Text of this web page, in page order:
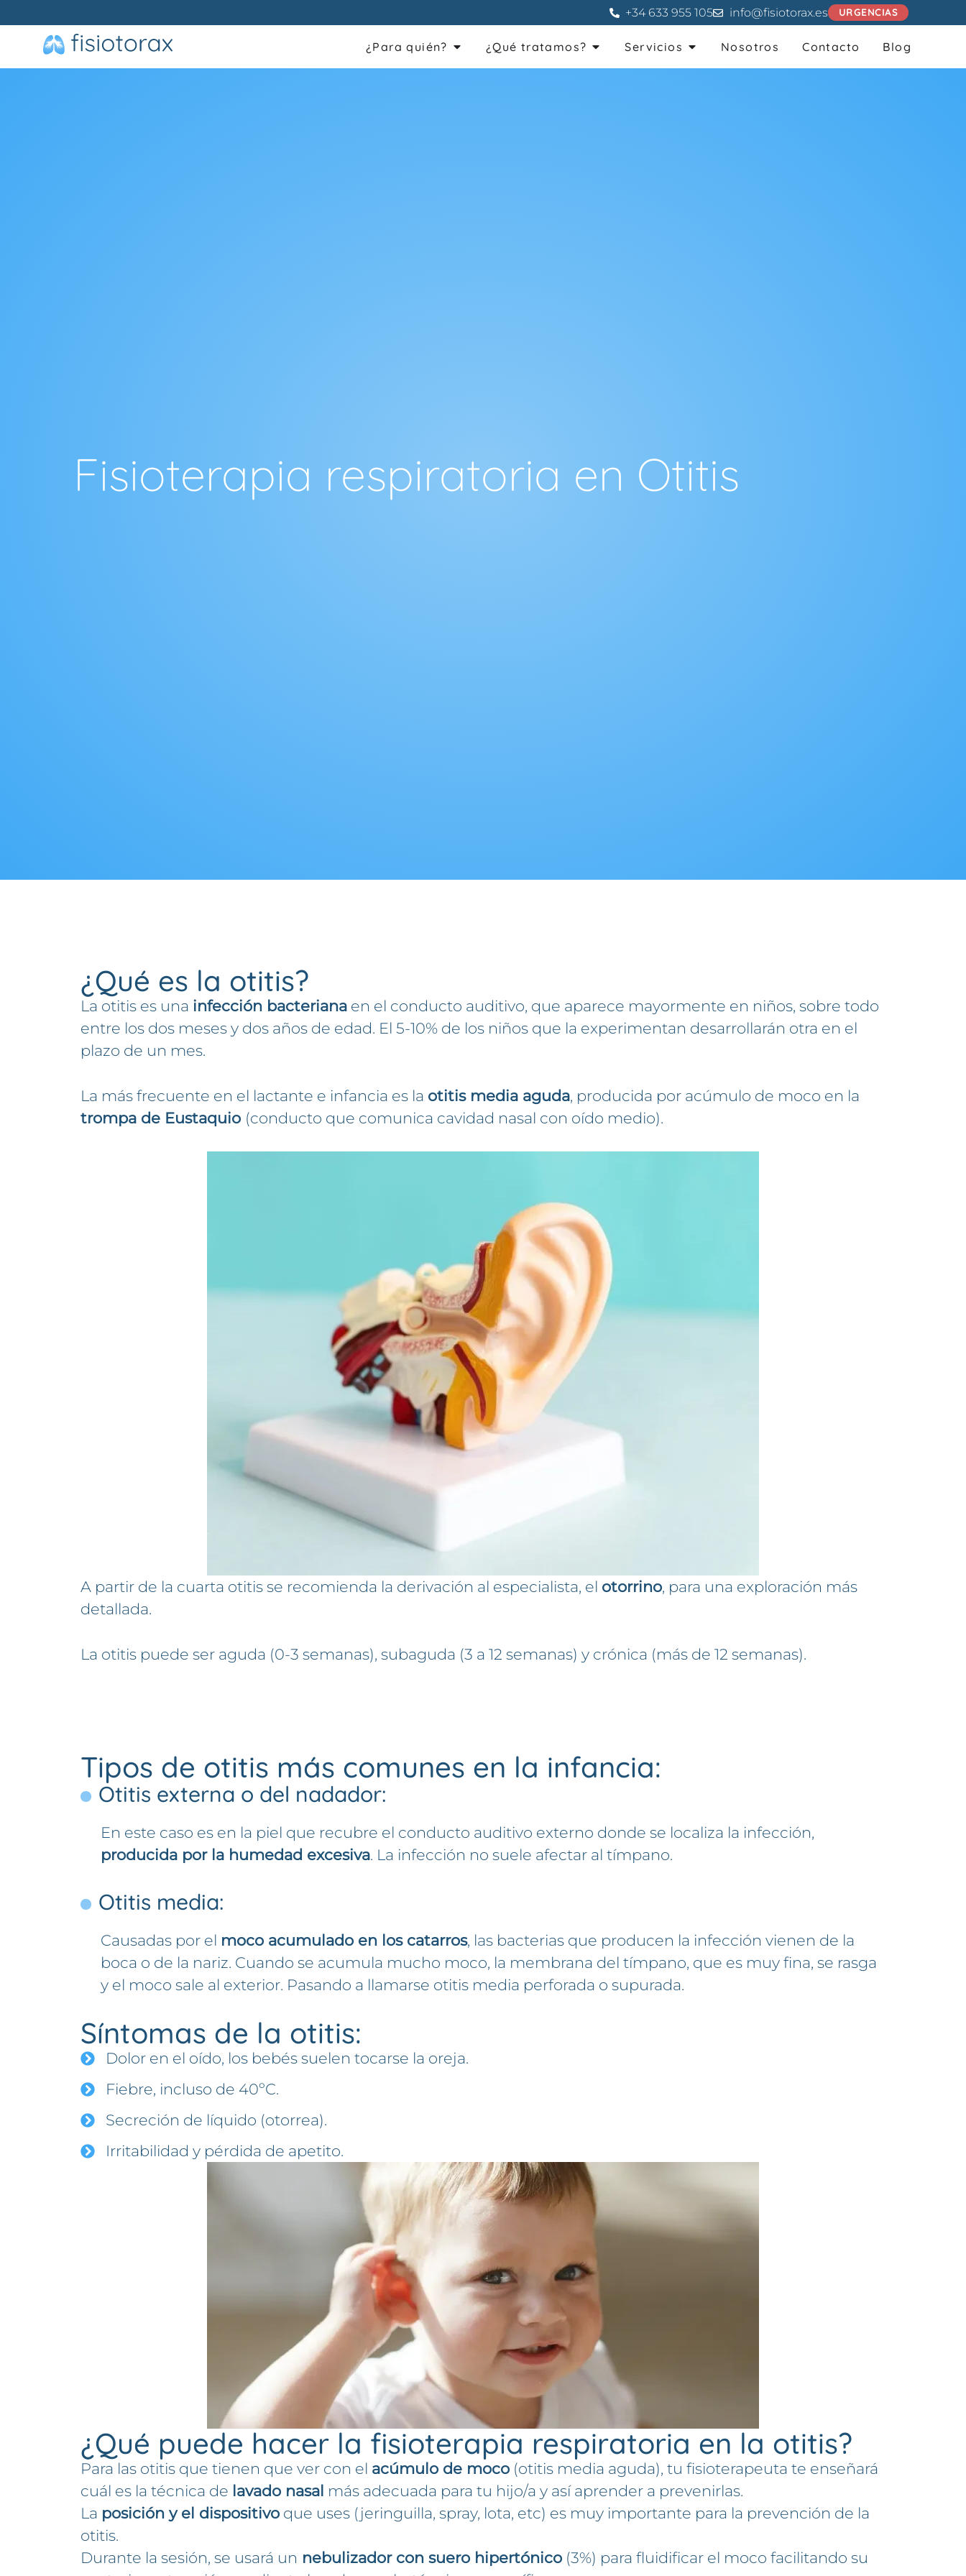
+34 633 955 105 info@fisiotorax.es URGENCIAS
¿Para quién? ¿Qué tratamos? Servicios Nosotros Contacto Blog
Fisioterapia respiratoria en Otitis
¿Qué es la otitis?
La otitis es una infección bacteriana en el conducto auditivo, que aparece mayormente en niños, sobre todo
entre los dos meses y dos años de edad. El 5-10% de los niños que la experimentan desarrollarán otra en el
plazo de un mes.
La más frecuente en el lactante e infancia es la otitis media aguda, producida por acúmulo de moco en la
trompa de Eustaquio (conducto que comunica cavidad nasal con oído medio).
A partir de la cuarta otitis se recomienda la derivación al especialista, el otorrino, para una exploración más
detallada.
La otitis puede ser aguda (0-3 semanas), subaguda (3 a 12 semanas) y crónica (más de 12 semanas).
Tipos de otitis más comunes en la infancia:
Otitis externa o del nadador:
En este caso es en la piel que recubre el conducto auditivo externo donde se localiza la infección,
producida por la humedad excesiva. La infección no suele afectar al tímpano.
Otitis media:
Causadas por el moco acumulado en los catarros, las bacterias que producen la infección vienen de la
boca o de la nariz. Cuando se acumula mucho moco, la membrana del tímpano, que es muy fina, se rasga
y el moco sale al exterior. Pasando a llamarse otitis media perforada o supurada.
Síntomas de la otitis:
Dolor en el oído, los bebés suelen tocarse la oreja.
Fiebre, incluso de 40ºC.
Secreción de líquido (otorrea).
Irritabilidad y pérdida de apetito.
¿Qué puede hacer la fisioterapia respiratoria en la otitis?
Para las otitis que tienen que ver con el acúmulo de moco (otitis media aguda), tu fisioterapeuta te enseñará
cuál es la técnica de lavado nasal más adecuada para tu hijo/a y así aprender a prevenirlas.
La posición y el dispositivo que uses (jeringuilla, spray, lota, etc) es muy importante para la prevención de la
otitis.
Durante la sesión, se usará un nebulizador con suero hipertónico (3%) para fluidificar el moco facilitando su